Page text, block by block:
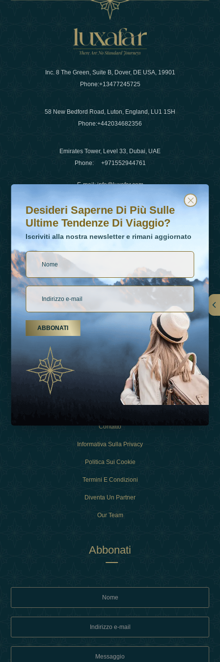
Inc. 8 The Green, Suite B, Dover, DE USA, 19901
Phone:+13477245725
58 New Bedford Road, Luton, England, LU1 1SH
Phone:+442034682356
Emirates Tower, Level 33, Dubai, UAE
Phone: +971552944761
E-mail:info@luxafar.com
WhatsApp No
+442034682356
Collegamenti
Esperienza
Contatto
Informativa Sulla Privacy
Politica Sui Cookie
Termini E Condizioni
Diventa Un Partner
Our Team
Abbonati
Desideri saperne di più sulle ultime tendenze di viaggio?
Iscriviti alla nostra newsletter e rimani aggiornato
Desideri Saperne Di Più Sulle
Ultime Tendenze Di Viaggio?
Iscriviti alla nostra newsletter e rimani aggiornato
ABBONATI